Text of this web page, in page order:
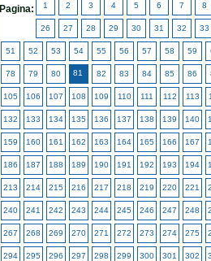
Pagina: 1 2 3 4 5 6 7 8
26 27 28 29 30 31 32 33
51 52 53 54 55 56 57 58 59
78 79 80 81 82 83 84 85 86
105 106 107 108 109 110 111 112 113
132 133 134 135 136 137 138 139 140
159 160 161 162 163 164 165 166 167
186 187 188 189 190 191 192 193 194
213 214 215 216 217 218 219 220 221
240 241 242 243 244 245 246 247 248
267 268 269 270 271 272 273 274 275
294 295 296 297 298 299 300 301 302